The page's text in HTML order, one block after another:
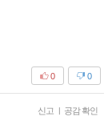
0
0
신고 | 공감 확인